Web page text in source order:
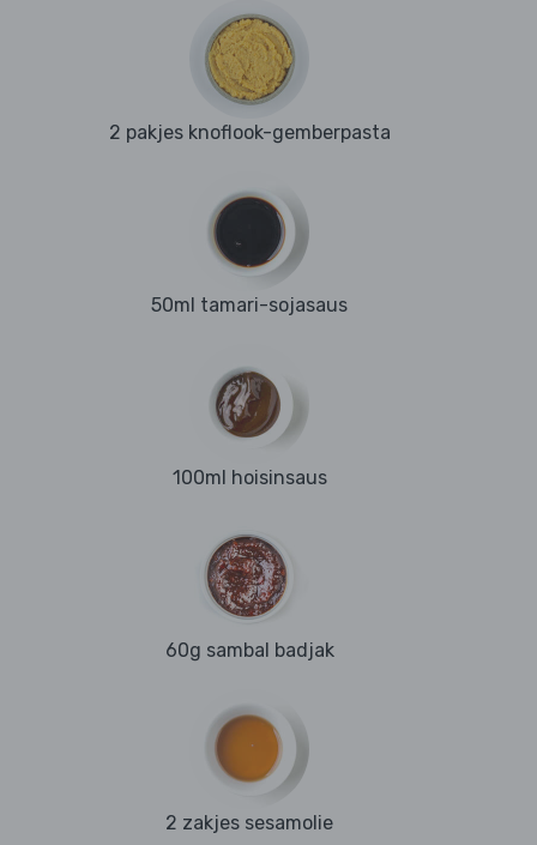
2 pakjes knoflook-gemberpasta
50ml tamari-sojasaus
100ml hoisinsaus
60g sambal badjak
2 zakjes sesamolie